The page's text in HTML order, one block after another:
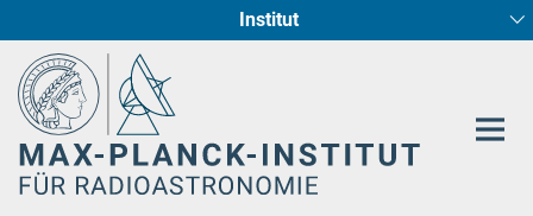
Institut
Radioastronomische Fundamentalphysik
Sternentstehung und Galaxienentwicklung